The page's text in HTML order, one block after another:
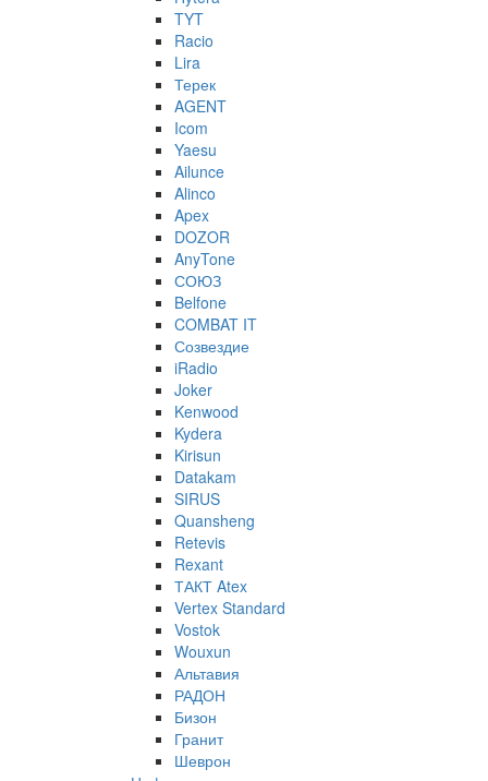
TYT
Racio
Lira
Терек
AGENT
Icom
Yaesu
Ailunce
Alinco
Apex
DOZOR
AnyTone
СОЮЗ
Belfone
COMBAT IT
Созвездие
iRadio
Joker
Kenwood
Kydera
Kirisun
Datakam
SIRUS
Quansheng
Retevis
Rexant
ТАКТ Atex
Vertex Standard
Vostok
Wouxun
Альтавия
РАДОН
Бизон
Гранит
Шеврон